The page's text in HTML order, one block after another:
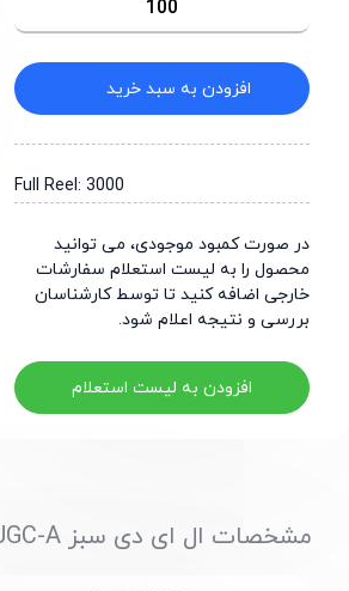
افزودن به سبد خرید
Full Reel: 3000
در صورت کمبود موجودی، می توانید
محصول را به لیست استعلام سفارشات
خارجی اضافه کنید تا توسط کارشناسان
بررسی و نتیجه اعلام شود.
افزودن به لیست استعلام
مشخصات ال ای دی سبز XL-2012UGC-A